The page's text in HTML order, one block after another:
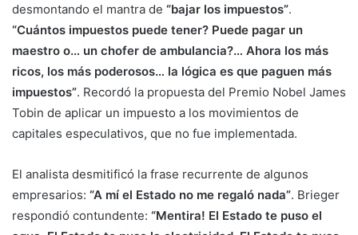
desmontando el mantra de “bajar los impuestos”.
“Cuántos impuestos puede tener? Puede pagar un
maestro o… un chofer de ambulancia?… Ahora los más
ricos, los más poderosos… la lógica es que paguen más
impuestos”. Recordó la propuesta del Premio Nobel James
Tobin de aplicar un impuesto a los movimientos de
capitales especulativos, que no fue implementada.
El analista desmitificó la frase recurrente de algunos
empresarios: “A mí el Estado no me regaló nada”. Brieger
respondió contundente: “Mentira! El Estado te puso el